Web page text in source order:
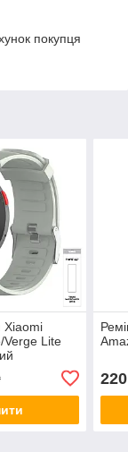
покупця
Xiaomi
Verge Lite
220